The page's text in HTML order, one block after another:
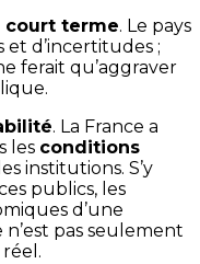
court terme. Le pays
et d’incertitudes ;
ferait qu’aggraver
. La France a
les conditions
institutions. S’y
publics, les
d’une
pas seulement
réel.